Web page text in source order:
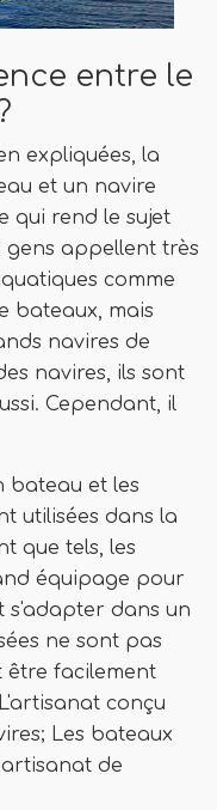
entre le
expliquées, la
et un navire
qui rend le sujet
gens appellent très
comme
bateaux, mais
navires de
navires, ils sont
Cependant, il
bateau et les
utilisées dans la
que tels, les
équipage pour
s'adapter dans un
ne sont pas
être facilement
conçu
Les bateaux
de